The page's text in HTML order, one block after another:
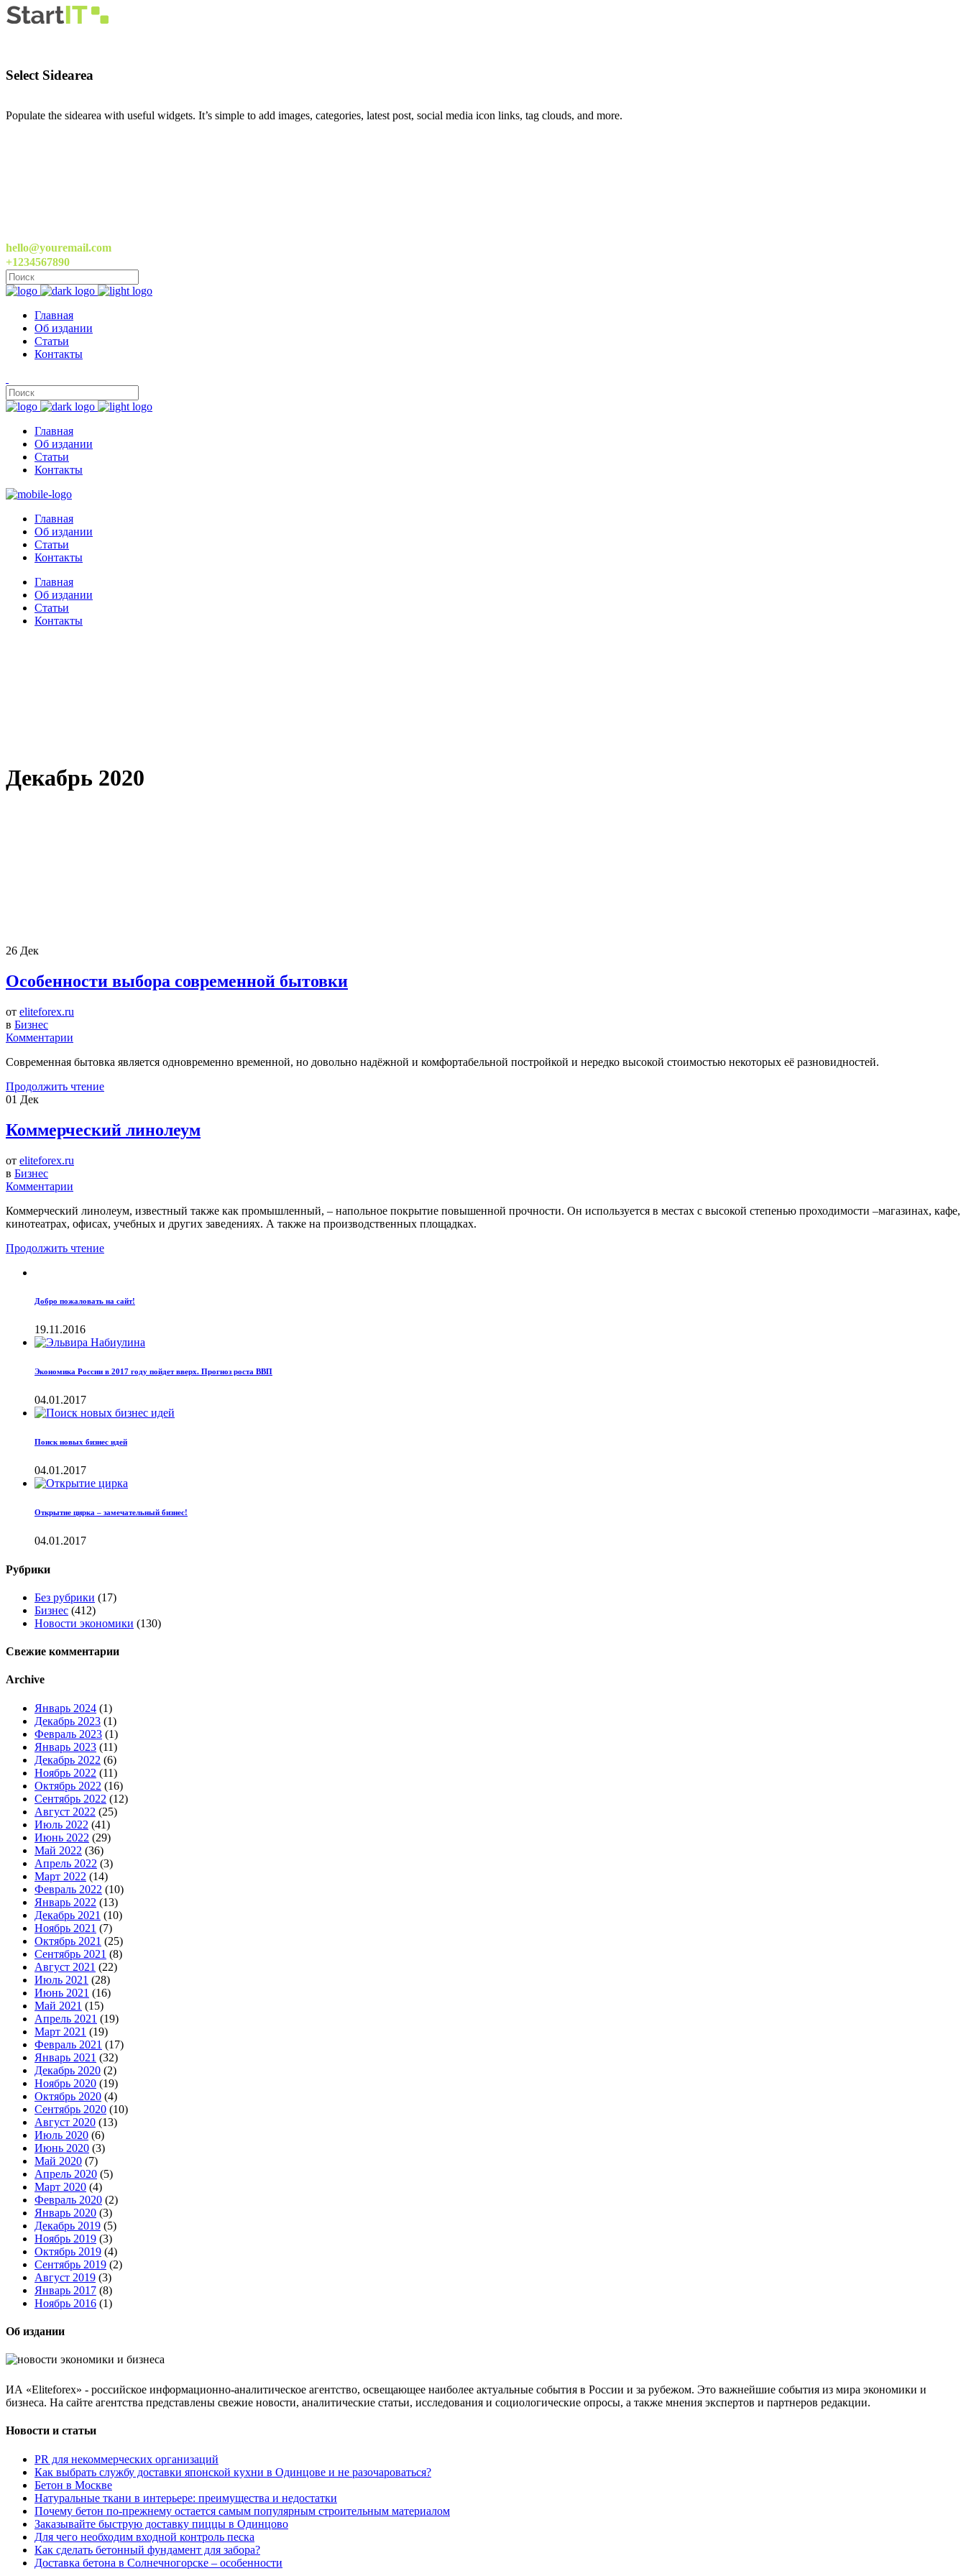
Select Sidearea
Populate the sidearea with useful widgets. It’s simple to add images, categories, latest post, social media icon links, tag clouds, and more.
hello@youremail.com
+1234567890
Главная
Об издании
Статьи
Контакты
Главная
Об издании
Статьи
Контакты
Главная
Об издании
Статьи
Контакты
Главная
Об издании
Статьи
Контакты
Декабрь 2020
26 Дек
Особенности выбора современной бытовки
от eliteforex.ru
в Бизнес
Комментарии
Современная бытовка является одновременно временной, но довольно надёжной и комфортабельной постройкой и нередко высокой стоимостью некоторых её разновидностей.
Продолжить чтение
01 Дек
Коммерческий линолеум
от eliteforex.ru
в Бизнес
Комментарии
Коммерческий линолеум, известный также как промышленный, – напольное покрытие повышенной прочности. Он используется в местах с высокой степенью проходимости –магазинах, кафе,
кинотеатрах, офисах, учебных и других заведениях. А также на производственных площадках.
Продолжить чтение
Добро пожаловать на сайт!
19.11.2016
Экономика России в 2017 году пойдет вверх. Прогноз роста ВВП
04.01.2017
Поиск новых бизнес идей
04.01.2017
Открытие цирка – замечательный бизнес!
04.01.2017
Рубрики
Без рубрики (17)
Бизнес (412)
Новости экономики (130)
Свежие комментарии
Archive
Январь 2024 (1)
Декабрь 2023 (1)
Февраль 2023 (1)
Январь 2023 (11)
Декабрь 2022 (6)
Ноябрь 2022 (11)
Октябрь 2022 (16)
Сентябрь 2022 (12)
Август 2022 (25)
Июль 2022 (41)
Июнь 2022 (29)
Май 2022 (36)
Апрель 2022 (3)
Март 2022 (14)
Февраль 2022 (10)
Январь 2022 (13)
Декабрь 2021 (10)
Ноябрь 2021 (7)
Октябрь 2021 (25)
Сентябрь 2021 (8)
Август 2021 (22)
Июль 2021 (28)
Июнь 2021 (16)
Май 2021 (15)
Апрель 2021 (19)
Март 2021 (19)
Февраль 2021 (17)
Январь 2021 (32)
Декабрь 2020 (2)
Ноябрь 2020 (19)
Октябрь 2020 (4)
Сентябрь 2020 (10)
Август 2020 (13)
Июль 2020 (6)
Июнь 2020 (3)
Май 2020 (7)
Апрель 2020 (5)
Март 2020 (4)
Февраль 2020 (2)
Январь 2020 (3)
Декабрь 2019 (5)
Ноябрь 2019 (3)
Октябрь 2019 (4)
Сентябрь 2019 (2)
Август 2019 (3)
Январь 2017 (8)
Ноябрь 2016 (1)
Об издании
ИА «Eliteforex» - российское информационно-аналитическое агентство, освещающее наиболее актуальные события в России и за рубежом. Это важнейшие события из мира экономики и
бизнеса. На сайте агентства представлены свежие новости, аналитические статьи, исследования и социологические опросы, а также мнения экспертов и партнеров редакции.
Новости и статьи
PR для некоммерческих организаций
Как выбрать службу доставки японской кухни в Одинцове и не разочароваться?
Бетон в Москве
Натуральные ткани в интерьере: преимущества и недостатки
Почему бетон по-прежнему остается самым популярным строительным материалом
Заказывайте быструю доставку пиццы в Одинцово
Для чего необходим входной контроль песка
Как сделать бетонный фундамент для забора?
Доставка бетона в Солнечногорске – особенности